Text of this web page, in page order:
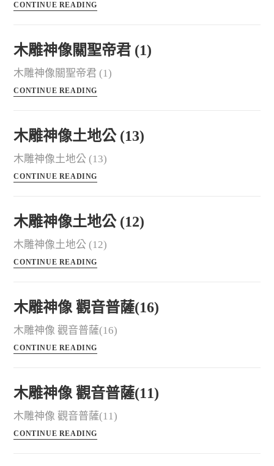
CONTINUE READING
木雕神像關聖帝君 (1)
木雕神像關聖帝君 (1)
CONTINUE READING
木雕神像土地公 (13)
木雕神像土地公 (13)
CONTINUE READING
木雕神像土地公 (12)
木雕神像土地公 (12)
CONTINUE READING
木雕神像 觀音普薩(16)
木雕神像 觀音普薩(16)
CONTINUE READING
木雕神像 觀音普薩(11)
木雕神像 觀音普薩(11)
CONTINUE READING